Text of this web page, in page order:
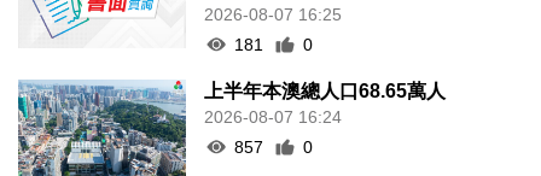
2026-08-07 16:25
181
0
上半年本澳總人口68.65萬人
2026-08-07 16:24
857
0